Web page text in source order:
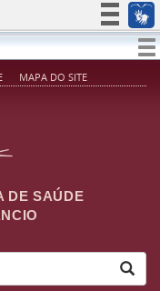
Simplifique!
Participe
MAPA DO SITE
DE SAÚDE